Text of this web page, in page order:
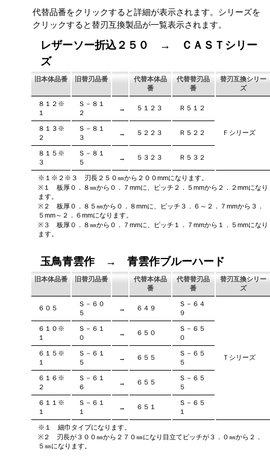
代替品番をクリックすると詳細が表示されます。シリーズを
クリックすると替刃互換製品が一覧表示されます。
レザーソー折込２５０ → ＣＡＳＴシリー
ズ
旧本体品番 旧替刃品番
代替本体品
番
代替替刃品
番
替刃互換シリー
ズ
８１２※
１
Ｓ－８１
２
→ ５１２３ Ｒ５１２
Ｆシリーズ
８１３※
２
Ｓ－８１
３
→ ５２２３ Ｒ５２２
８１５※
３
Ｓ－８１
５
→ ５３２３ Ｒ５３２
※１※２※３ 刃長２５０㎜から２００mmになります。
※１ 板厚０．８㎜から０．７mmに、ピッチ２．５mmから２．２mmになり
ます。
※２ 板厚０．８５㎜から０．８mmに、ピッチ３．６～２．７mmから３．
５mm～２．６mmになります。
※３ 板厚０．８㎜から０．７mmに、ピッチ１．７mmから１．５mmになり
ます。
玉鳥青雲作 → 青雲作ブルーハード
旧本体品番 旧替刃品番
代替本体品
番
代替替刃品
番
替刃互換シリー
ズ
６０５
Ｓ－６０
５
→ ６４９
Ｓ－６４
９
Ｔシリーズ
６１０※
１
Ｓ－６１
０
→ ６５０
Ｓ－６５
０
６１５※
１
Ｓ－６１
５
→ ６５５
Ｓ－６５
５
６１６※
２
Ｓ－６１
６
→ ６５５
Ｓ－６５
５
６１１※
１
Ｓ－６１
１
→ ６５１
Ｓ－６５
１
※１ 細巾タイプになります。
※２ 刃長が３００㎜から２７０㎜になり目立てピッチが３．０㎜から２．
５㎜になります。